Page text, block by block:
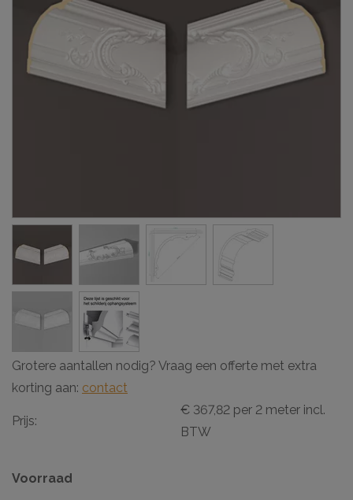
Grotere aantallen nodig? Vraag een offerte met extra
korting aan: contact
Prijs:
€ 367,82 per 2 meter incl.
BTW
Voorraad